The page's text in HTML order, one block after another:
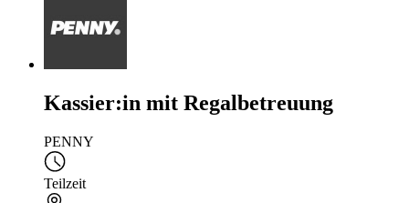
Kassier:in mit Regalbetreuung
PENNY
Teilzeit